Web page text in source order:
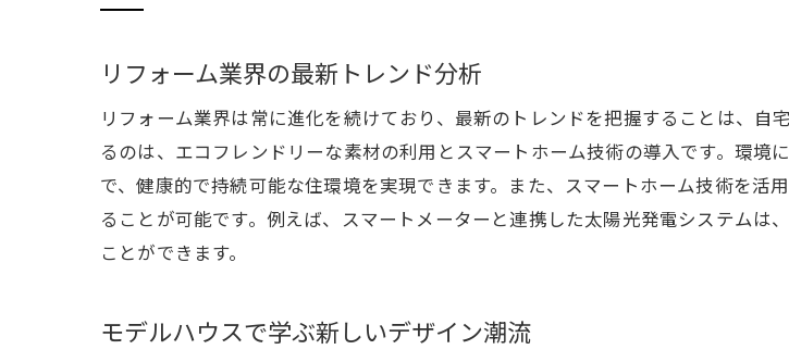
モデルハウスで学ぶプロジェクト
リフォームの成功事例から学ぶ
プロジェクトを成功させるための
リフォーム業界の最新トレンド分析
リフォーム業界は常に進化を続けており、最新のトレンドを把握することは、
るのは、エコフレンドリーな素材の利用とスマートホーム技術の導入です。環境
で、健康的で持続可能な住環境を実現できます。また、スマートホーム技術を
ることが可能です。例えば、スマートメーターと連携した太陽光発電システム
ことができます。
モデルハウスで学ぶ新しいデザイン潮流